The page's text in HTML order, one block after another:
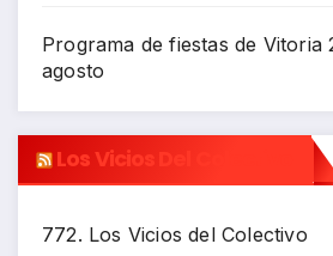
Programa de fiestas de Vitoria
agosto
Los Vicios Del Colectivo
772. Los Vicios del Colectivo